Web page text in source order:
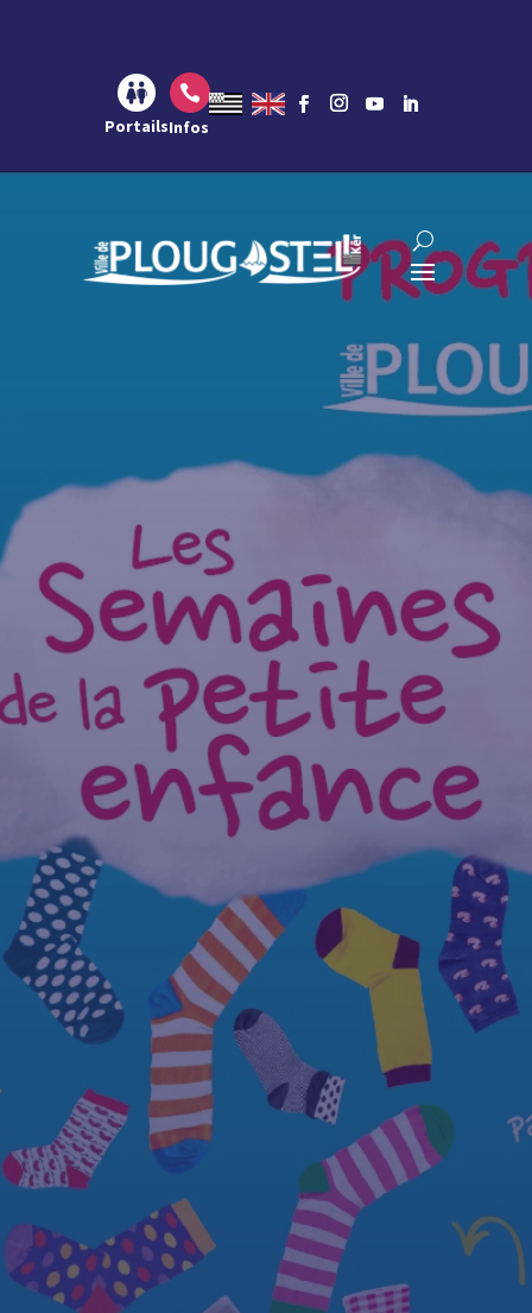
Aller à la recherche
Portails

Infos